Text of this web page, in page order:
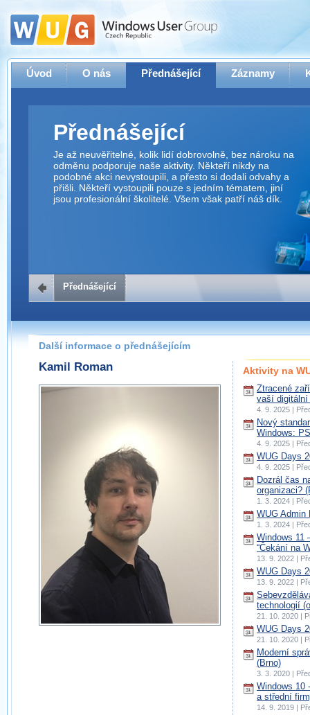
Úvod O nás Přednášející Záznamy
Přednášející
Je až neuvěřitelné, kolik lidí dobrovolně, bez nároku na
odměnu podporuje naše aktivity. Někteří nikdy na
podobné akci nevystoupili, a přesto si dodali odvahy a
přišli. Někteří vystoupili pouze s jedním tématem, jiní
jsou profesionální školitelé. Všem však patří náš dík.
Přednášející
Další informace o přednášejícím
Kamil Roman Aktivity na
Ztracené
vaší digitální
4. 9. 2025 |
Nový
Windows:
4. 9. 2025 |
WUG Days
4. 9. 2025 |
Dozrál čas
organizaci?
1. 3. 2024 |
WUG Admin
1. 3. 2024 |
Windows 11
“Čekání na
13. 9. 2022 |
WUG Days
13. 9. 2022 |
technologií
21. 10. 2020 |
WUG Days
21. 10. 2020 |
Moderní
(Brno)
3. 3. 2020 |
Windows 10
a střední
14. 9. 2019 |